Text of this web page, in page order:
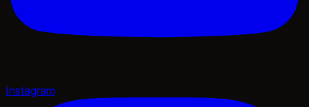
Instagram